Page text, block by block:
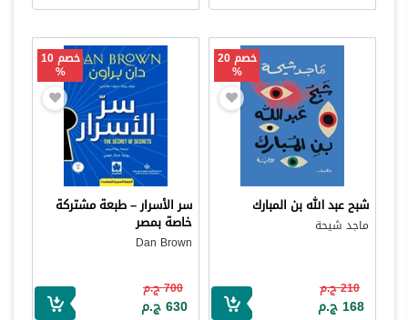
خصم 20
%
شبح عبد الله بن المبارك
ماجد شيحة
210 ج.م
168 ج.م
خصم 10
%
سر الأسرار – طبعة مشتركة
خاصة بمصر
Dan Brown
700 ج.م
630 ج.م